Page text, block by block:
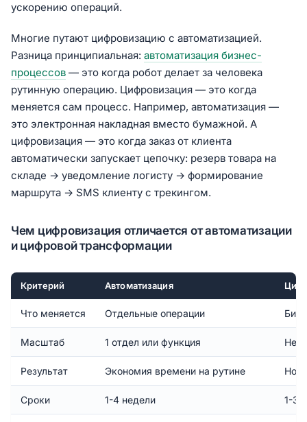
ускорению операций.
Многие путают цифровизацию с автоматизацией.
Разница принципиальная: автоматизация бизнес-
процессов — это когда робот делает за человека
рутинную операцию. Цифровизация — это когда
меняется сам процесс. Например, автоматизация —
это электронная накладная вместо бумажной. А
цифровизация — это когда заказ от клиента
автоматически запускает цепочку: резерв товара на
складе → уведомление логисту → формирование
маршрута → SMS клиенту с трекингом.
Чем цифровизация отличается от автоматизации
и цифровой трансформации
Критерий Автоматизация
Что меняется Отдельные операции
Масштаб 1 отдел или функция
Результат Экономия времени на рутине
Сроки 1-4 недели 1-3